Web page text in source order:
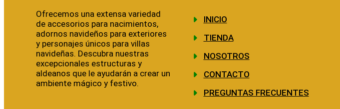
Ofrecemos una extensa variedad
de accesorios para nacimientos,
adornos navideños para exteriores
y personajes únicos para villas
navideñas. Descubra nuestras
excepcionales estructuras y
aldeanos que le ayudarán a crear un
ambiente mágico y festivo.
INICIO
TIENDA
NOSOTROS
CONTACTO
PREGUNTAS FRECUENTES